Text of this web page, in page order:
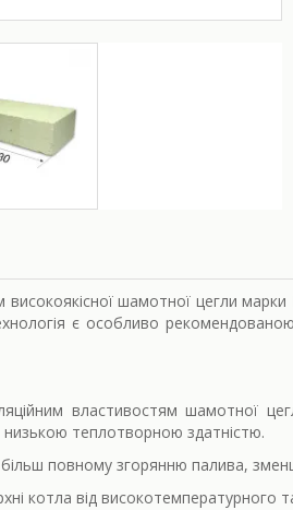
шамотної цегли
є особливо
властивостям шамотної
низькою теплотворною здатністю.
повному згорянню палива,
котла від високотемпературного